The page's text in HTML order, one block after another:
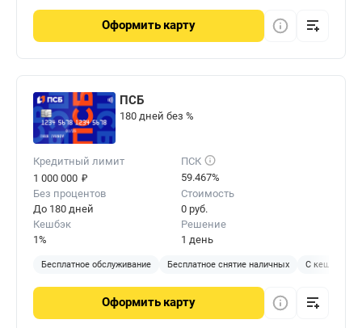
Оформить карту
ПСБ
180 дней без %
Кредитный лимит
1 000 000 ₽
ПСК
59.467%
Без процентов
До 180 дней
Стоимость
0 руб.
Кешбэк
1%
Решение
1 день
Бесплатное обслуживание Бесплатное снятие наличных С кешбэком
Оформить карту